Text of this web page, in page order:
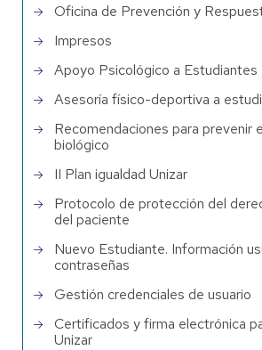
Oficina de Prevención y
Impresos
Apoyo Psicológico a Estudiantes
Asesoría físico-deportiva a
Recomendaciones para prevenir
biológico
II Plan igualdad Unizar
Protocolo de protección del
del paciente
Nuevo Estudiante. Información
contraseñas
Gestión credenciales de usuario
Certificados y firma electrónica
Unizar